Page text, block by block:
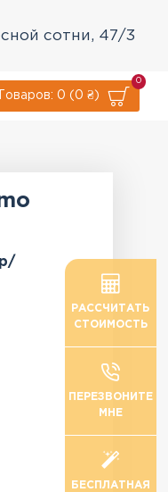
сотни, 47/3
Товаров: 0 (0 ₴)
0
РАССЧИТАТЬ
СТОИМОСТЬ
ПЕРЕЗВОНИТЕ
МНЕ
БЕСПЛАТНАЯ